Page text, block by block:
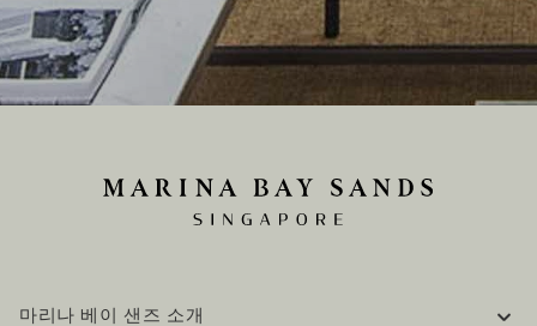
마리나 베이 샌즈 소개